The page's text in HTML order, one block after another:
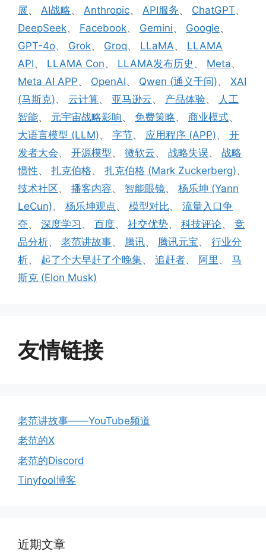
展、 AI战略、 Anthropic、 API服务、 ChatGPT、
DeepSeek、 Facebook、 Gemini、 Google、
GPT-4o、 Grok、 Groq、 LLaMA、 LLAMA
API、 LLAMA Con、 LLAMA发布历史 、 Meta、
Meta AI APP、 OpenAI、 Qwen (通义千问)、 XAI
(马斯克)、 云计算、 亚马逊云、 产品体验、
人工
智能、 元宇宙战略影响、 免费策略、 商业模式、
大语言模型 (LLM)、 字节、 应用程序 (APP)、 开
发者大会、 开源模型、 微软云、 战略失误、 战略
惯性、 扎克伯格、 扎克伯格 (Mark Zuckerberg)、
技术社区、 播客内容、 智能眼镜、 杨乐坤 (Yann
LeCun)、 杨乐坤观点、 模型对比、 流量入口争
夺、 深度学习 、 百度、 社交优势、 科技评论、 竞
品分析、 老范讲故事、 腾讯、 腾讯元宝、 行业分
析、 起了个大早赶了个晚集、 追赶者、 阿里 、 马
斯克 (Elon Musk)
友情链接
老范讲故事——YouTube频道
老范的X
老范的Discord
Tinyfool博客
近期文章